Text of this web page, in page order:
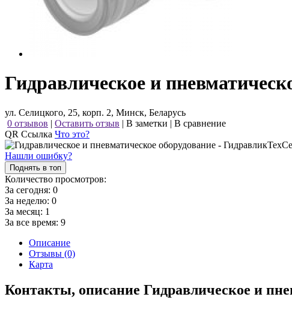
Гидравлическое и
ул. Селицкого, 25, корп. 2, Минск, Беларусь
0 отзывов | Оставить отзыв | В заметки | В сравнение
QR Ссылка Что это?
Нашли ошибку?
Поднять в топ
Количество просмотров:
За сегодня: 0
За неделю: 0
За месяц: 1
За все время: 9
Описание
Отзывы (0)
Карта
Контакты, описание Гидравлическое и